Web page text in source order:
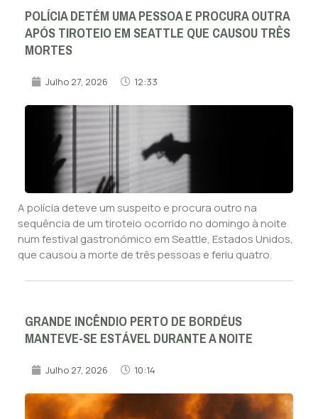
POLÍCIA DETÉM UMA PESSOA E PROCURA OUTRA
APÓS TIROTEIO EM SEATTLE QUE CAUSOU TRÊS
MORTES
Julho 27, 2026 12:33
A polícia deteve um suspeito e procura outro na
sequência de um tiroteio ocorrido no domingo à noite
num festival gastronómico em Seattle, Estados Unidos,
que causou a morte de três pessoas e feriu quatro.
GRANDE INCÊNDIO PERTO DE BORDÉUS
MANTEVE-SE ESTÁVEL DURANTE A NOITE
Julho 27, 2026 10:14